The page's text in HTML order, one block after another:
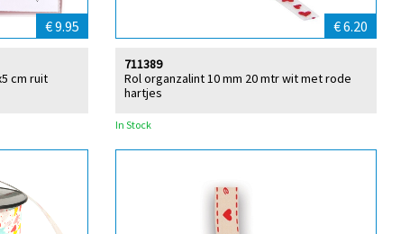
€ 9.95
cm ruit
€ 6.20
Rol organzalint 10 mm 20 mtr wit met rode
hartjes
711389
In Stock